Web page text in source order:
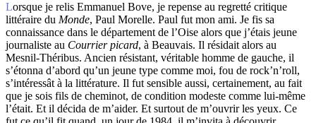
Lorsque je relis Emmanuel Bove, je repense au regretté critique
littéraire du Monde, Paul Morelle. Paul fut mon ami. Je fis sa
connaissance dans le département de l’Oise alors que j’étais jeune
journaliste au Courrier picard, à Beauvais. Il résidait alors au
Mesnil-Théribus. Ancien résistant, véritable homme de gauche, il
s’étonna d’abord qu’un jeune type comme moi, fou de rock’n’roll,
s’intéressât à la littérature. Il fut sensible aussi, certainement, au fait
que je sois fils de cheminot, de condition modeste comme lui-même
l’était. Et il décida de m’aider. Et surtout de m’ouvrir les yeux. Ce